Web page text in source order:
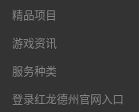
精品项目
游戏资讯
服务种类
登录红龙德州官网入口